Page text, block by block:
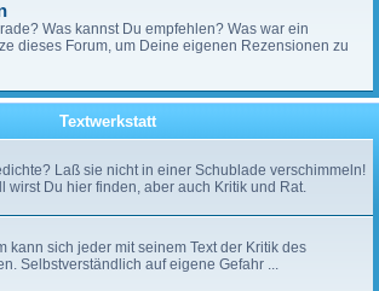
Was kannst Du empfehlen? Was war ein
dieses Forum, um Deine eigenen Rezensionen zu
Textwerkstatt
Laß sie nicht in einer Schublade verschimmeln!
wirst Du hier finden, aber auch Kritik und Rat.
kann sich jeder mit seinem Text der Kritik des
Selbstverständlich auf eigene Gefahr ...